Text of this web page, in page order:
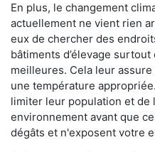
En plus, le changement
actuellement ne vient rien
eux de chercher des
bâtiments d’élevage
meilleures. Cela leur
une température
limiter leur population et de
environnement avant que
dégâts et n'exposent votre